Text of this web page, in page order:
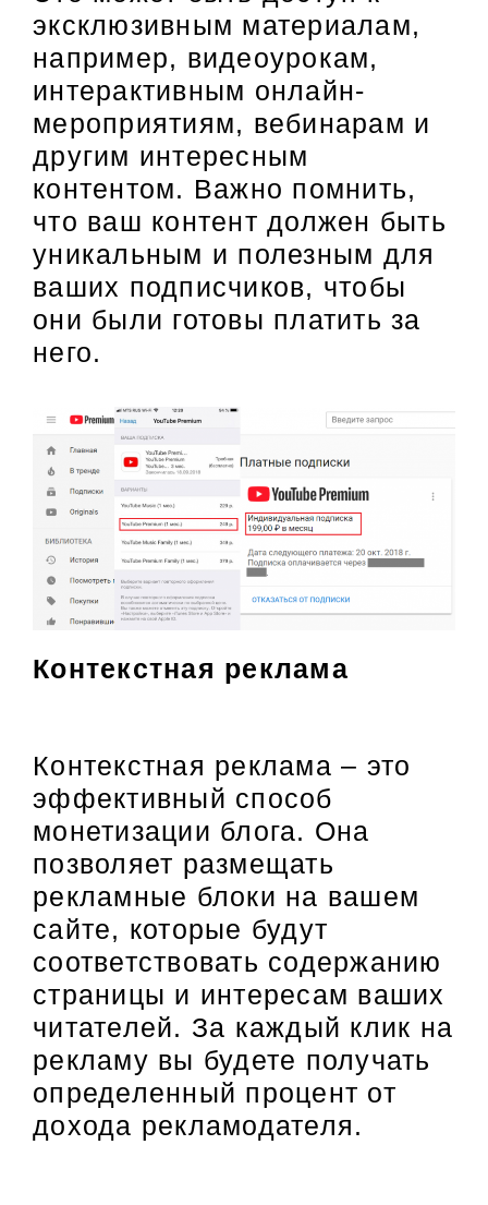
эксклюзивным материалам,
например, видеоурокам,
интерактивным онлайн-
мероприятиям, вебинарам и
другим интересным
контентом. Важно помнить,
что ваш контент должен быть
уникальным и полезным для
ваших подписчиков, чтобы
они были готовы платить за
него.
Контекстная реклама
Контекстная реклама – это
эффективный способ
монетизации блога. Она
позволяет размещать
рекламные блоки на вашем
сайте, которые будут
соответствовать содержанию
страницы и интересам ваших
читателей. За каждый клик на
рекламу вы будете получать
определенный процент от
дохода рекламодателя.